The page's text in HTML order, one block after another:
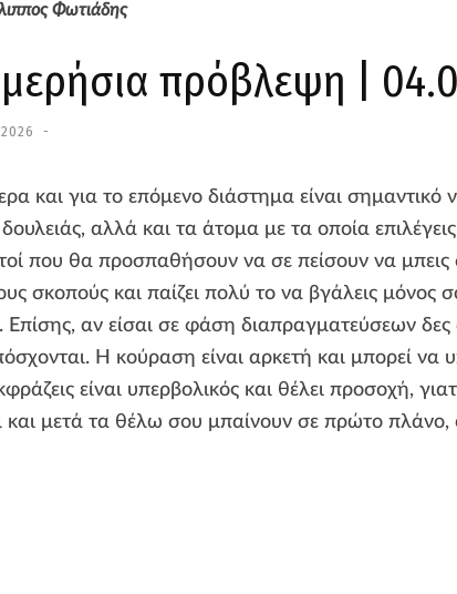
Φωτιάδης
πρόβλεψη |
και για το επόμενο διάστημα είναι σημαντικό
αλλά και τα άτομα με τα οποία
που θα προσπαθήσουν να σε πείσουν να
σκοπούς και παίζει πολύ το να βγάλεις μόνος
Επίσης, αν είσαι σε φάση διαπραγματεύσεων δες
Η κούραση είναι αρκετή και μπορεί
είναι υπερβολικός και θέλει προσοχή,
και μετά τα θέλω σου μπαίνουν σε πρώτο